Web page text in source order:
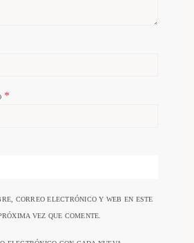
*
CORREO ELECTRÓNICO Y WEB EN ESTE
VEZ QUE COMENTE.